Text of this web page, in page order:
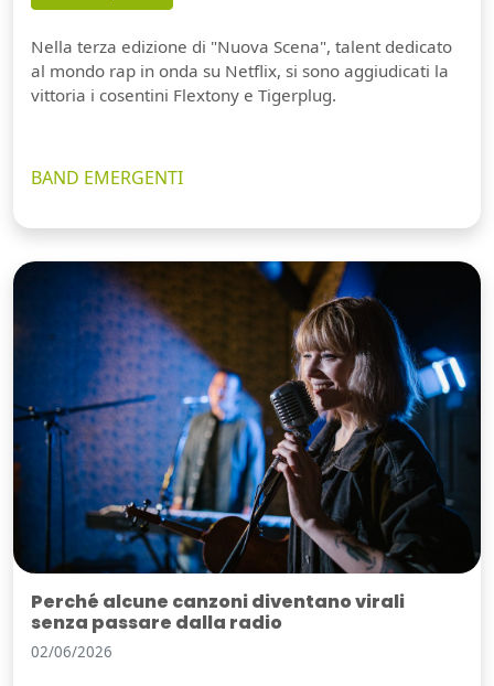
Nella terza edizione di "Nuova Scena", talent dedicato
al mondo rap in onda su Netflix, si sono aggiudicati la
vittoria i cosentini Flextony e Tigerplug.
BAND EMERGENTI
Perché alcune canzoni diventano virali
senza passare dalla radio
02/06/2026